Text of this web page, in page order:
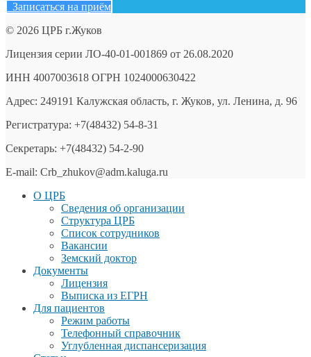
Записаться на приём
© 2026 ЦРБ г.Жуков
Лицензия серии ЛО-40-01-001869 от 26.08.2020
ИНН 4007003618 ОГРН 1024000630422
Адрес: 249191 Калужская область, г. Жуков, ул. Ленина, д. 96
Регистратура: +7(48432) 54-8-31
Секретарь: +7(48432) 54-2-90
E-mail: Crb_zhukov@adm.kaluga.ru
О ЦРБ
Сведения об организации
Структура ЦРБ
Список сотрудников
Вакансии
Земский доктор
Документы
Лицензия
Выписка из ЕГРН
Для пациентов
Режим работы
Телефонный справочник
Углубленная диспансеризация